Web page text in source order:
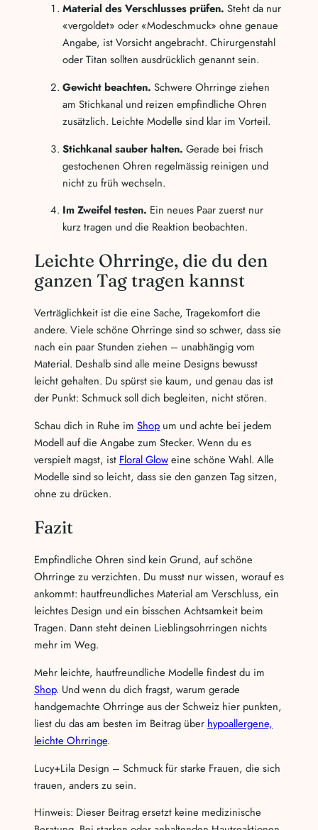
Material des Verschlusses prüfen. Steht da nur
«vergoldet» oder «Modeschmuck» ohne genaue
Angabe, ist Vorsicht angebracht. Chirurgenstahl
oder Titan sollten ausdrücklich genannt sein.
Gewicht beachten. Schwere Ohrringe ziehen
am Stichkanal und reizen empfindliche Ohren
zusätzlich. Leichte Modelle sind klar im Vorteil.
Stichkanal sauber halten. Gerade bei frisch
gestochenen Ohren regelmässig reinigen und
nicht zu früh wechseln.
Im Zweifel testen. Ein neues Paar zuerst nur
kurz tragen und die Reaktion beobachten.
Leichte Ohrringe, die du den
ganzen Tag tragen kannst
Verträglichkeit ist die eine Sache, Tragekomfort die
andere. Viele schöne Ohrringe sind so schwer, dass sie
nach ein paar Stunden ziehen – unabhängig vom
Material. Deshalb sind alle meine Designs bewusst
leicht gehalten. Du spürst sie kaum, und genau das ist
der Punkt: Schmuck soll dich begleiten, nicht stören.
Schau dich in Ruhe im Shop um und achte bei jedem
Modell auf die Angabe zum Stecker. Wenn du es
verspielt magst, ist Floral Gloweine schöne Wahl. Alle
Modelle sind so leicht, dass sie den ganzen Tag sitzen,
ohne zu drücken.
Fazit
Empfindliche Ohren sind kein Grund, auf schöne
Ohrringe zu verzichten. Du musst nur wissen, worauf es
ankommt: hautfreundliches Material am Verschluss, ein
leichtes Design und ein bisschen Achtsamkeit beim
Tragen. Dann steht deinen Lieblingsohrringen nichts
mehr im Weg.
Mehr leichte, hautfreundliche Modelle findest du im
Shop. Und wenn du dich fragst, warum gerade
handgemachte Ohrringe aus der Schweiz hier punkten,
liest du das am besten im Beitrag über hypoallergene,
leichte Ohrringe.
Lucy+Lila Design – Schmuck für starke Frauen, die sich
trauen, anders zu sein.
Hinweis: Dieser Beitrag ersetzt keine medizinische